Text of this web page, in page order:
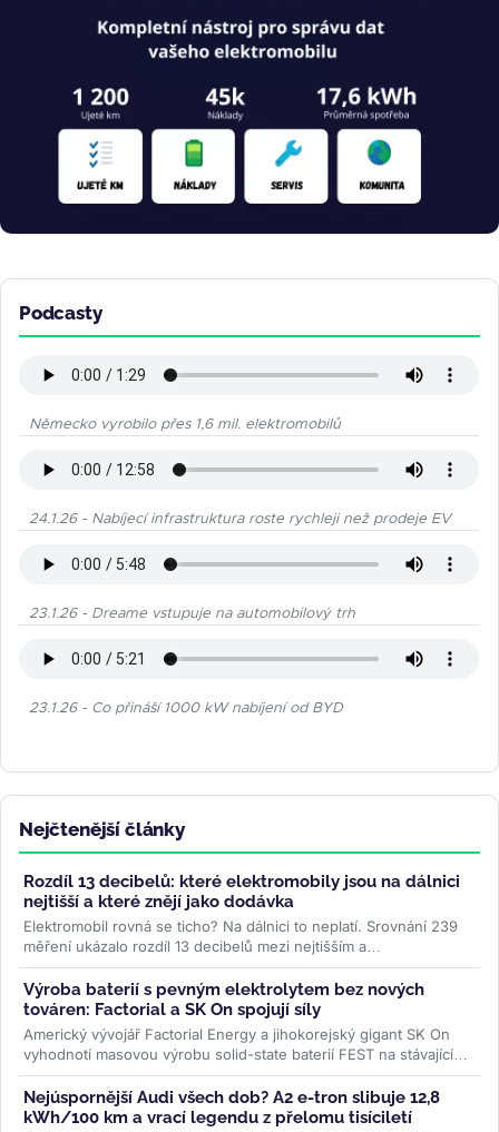
Podcasty
Německo vyrobilo přes 1,6 mil. elektromobilů
24.1.26 - Nabíjecí infrastruktura roste rychleji než prodeje EV
23.1.26 - Dreame vstupuje na automobilový trh
23.1.26 - Co přináší 1000 kW nabíjení od BYD
Nejčtenější články
Rozdíl 13 decibelů: které elektromobily jsou na dálnici
nejtišší a které znějí jako dodávka
Elektromobil rovná se ticho? Na dálnici to neplatí. Srovnání 239
měření ukázalo rozdíl 13 decibelů mezi nejtišším a
nejhlučnějším...>>
Výroba baterií s pevným elektrolytem bez nových
továren: Factorial a SK On spojují síly
Americký vývojář Factorial Energy a jihokorejský gigant SK On
vyhodnotí masovou výrobu solid-state baterií FEST na stávajících
linkách....>>
Nejúspornější Audi všech dob? A2 e-tron slibuje 12,8
kWh/100 km a vrací legendu z přelomu tisíciletí